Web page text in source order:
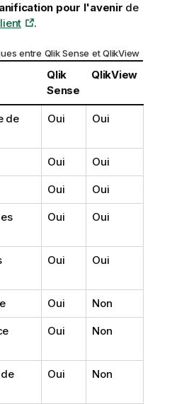
pour l'avenir de
.
entre Qlik Sense etQlikView
Qlik
Sense
QlikView
de
Oui Oui
Oui Oui
Oui Oui
Oui Oui
Oui Oui
Oui Non
Oui Non
Oui Non